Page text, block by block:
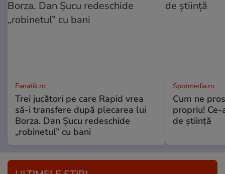
Fanatik.ro
Trei jucători pe care Rapid vrea
să-i transfere după plecarea lui
Borza. Dan Șucu redeschide
„robinetul” cu bani
Spotmedia.ro
Cum ne
propriu!
de știință